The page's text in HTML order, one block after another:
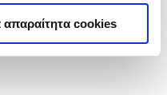
cookies